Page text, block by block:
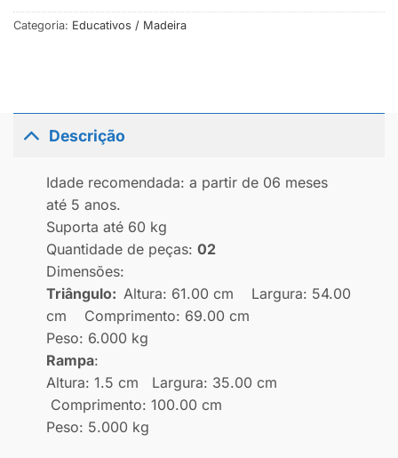
Categoria: Educativos / Madeira
Descrição
Idade recomendada: a partir de 06 meses
até 5 anos.
Suporta até 60 kg
Quantidade de peças: 02
Dimensões:
Triângulo: Altura: 61.00 cm Largura: 54.00
cm Comprimento: 69.00 cm
Peso: 6.000 kg
Rampa:
Altura: 1.5 cm Largura: 35.00 cm
Comprimento: 100.00 cm
Peso: 5.000 kg